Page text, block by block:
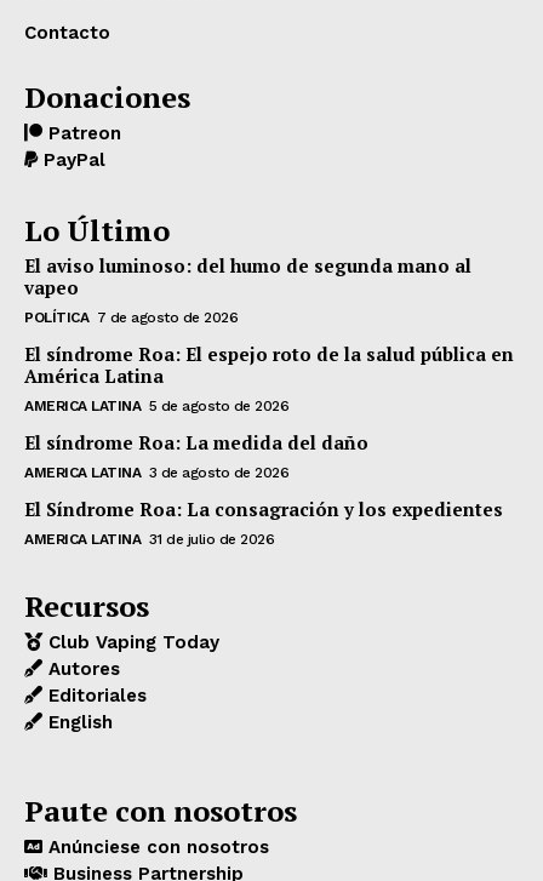
Contacto
Donaciones
Patreon
PayPal
Lo Último
El aviso luminoso: del humo de segunda mano al
vapeo
POLÍTICA 7 de agosto de 2026
El síndrome Roa: El espejo roto de la salud pública en
América Latina
AMERICA LATINA 5 de agosto de 2026
El síndrome Roa: La medida del daño
AMERICA LATINA 3 de agosto de 2026
El Síndrome Roa: La consagración y los expedientes
AMERICA LATINA 31 de julio de 2026
Recursos
Club Vaping Today
Autores
Editoriales
English
Paute con nosotros
Anúnciese con nosotros
Business Partnership